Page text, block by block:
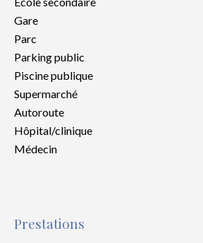
Gare
Parc
Parking public
Piscine publique
Supermarché
Autoroute
Hôpital/clinique
Médecin
Prestations